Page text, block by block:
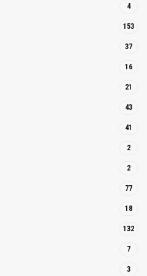
4
153
37
16
21
43
41
2
2
77
18
132
7
3